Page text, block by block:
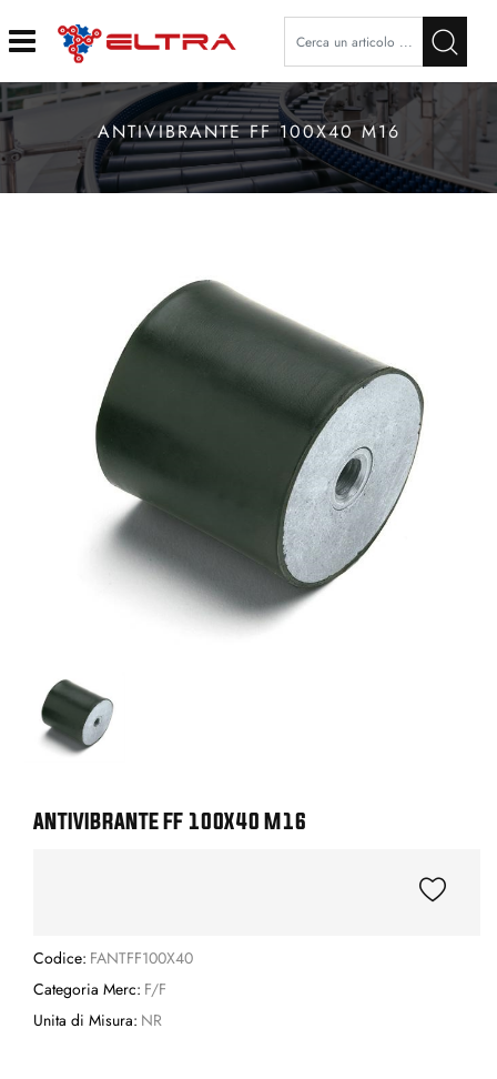
Open
ANTIVIBRANTE FF 100X40 M16
ANTIVIBRANTE FF 100X40 M16
Codice: FANTFF100X40
Categoria Merc: F/F
Unita di Misura: NR